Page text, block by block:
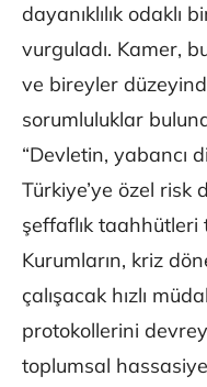
dayanıklılık odaklı
vurguladı. Kamer,
ve bireyler
sorumluluklar
“Devletin, yabancı
Türkiye’ye özel risk
şeffaflık
Kurumların, kriz
çalışacak hızlı
protokollerini
toplumsal